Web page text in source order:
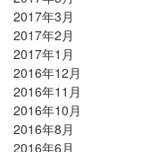
2017年3月
2017年2月
2017年1月
2016年12月
2016年11月
2016年10月
2016年8月
2016年6月